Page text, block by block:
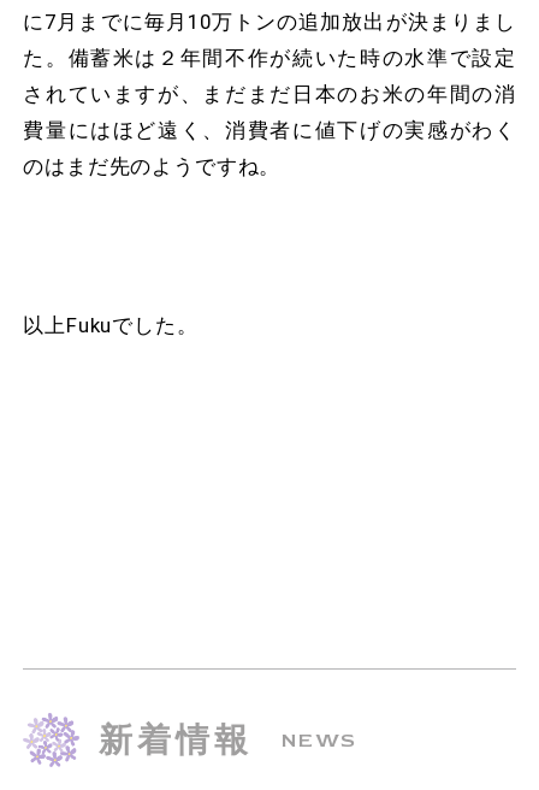
に7月までに毎月10万トンの追加放出が決まりまし
た。備蓄米は２年間不作が続いた時の水準で設定
されていますが、まだまだ日本のお米の年間の消
費量にはほど遠く、消費者に値下げの実感がわく
のはまだ先のようですね。
以上Fukuでした。
新着情報 NEWS